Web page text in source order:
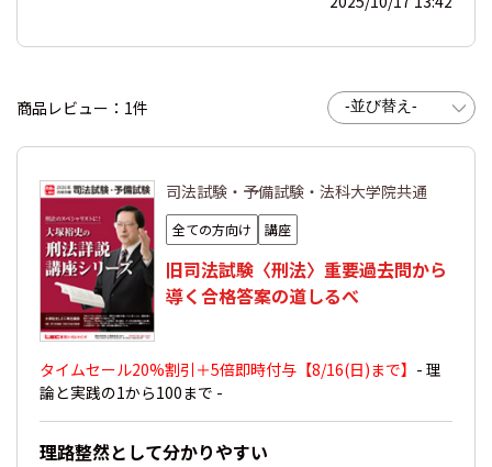
商品レビュー：1件
司法試験・予備試験・法科大学院共通
全ての方向け 講座
旧司法試験〈刑法〉重要過去問から
導く合格答案の道しるべ
タイムセール20%割引＋5倍即時付与【8/16(日)まで】 - 理
論と実践の1から100まで -
理路整然として分かりやすい